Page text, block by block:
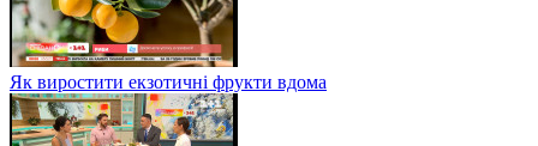
Як виростити екзотичні фрукти вдома